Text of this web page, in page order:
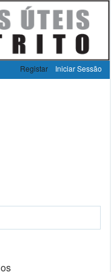
Registar Iniciar Sessão